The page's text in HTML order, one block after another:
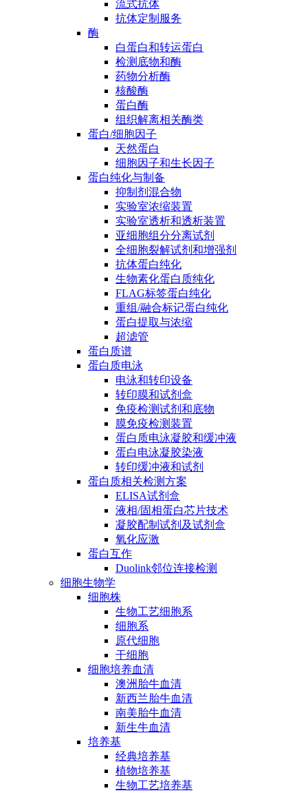
流式抗体
抗体定制服务
酶
白蛋白和转运蛋白
检测底物和酶
药物分析酶
核酸酶
蛋白酶
组织解离相关酶类
蛋白/细胞因子
天然蛋白
细胞因子和生长因子
蛋白纯化与制备
抑制剂混合物
实验室浓缩装置
实验室透析和透析装置
亚细胞组分分离试剂
全细胞裂解试剂和增强剂
抗体蛋白纯化
生物素化蛋白质纯化
FLAG标签蛋白纯化
重组/融合标记蛋白纯化
蛋白提取与浓缩
超滤管
蛋白质谱
蛋白质电泳
电泳和转印设备
转印膜和试剂盒
免疫检测试剂和底物
膜免疫检测装置
蛋白质电泳凝胶和缓冲液
蛋白电泳凝胶染液
转印缓冲液和试剂
蛋白质相关检测方案
ELISA试剂盒
液相/固相蛋白芯片技术
凝胶配制试剂及试剂盒
氧化应激
蛋白互作
Duolink邻位连接检测
细胞生物学
细胞株
生物工艺细胞系
细胞系
原代细胞
干细胞
细胞培养血清
澳洲胎牛血清
新西兰胎牛血清
南美胎牛血清
新生牛血清
培养基
经典培养基
植物培养基
生物工艺培养基